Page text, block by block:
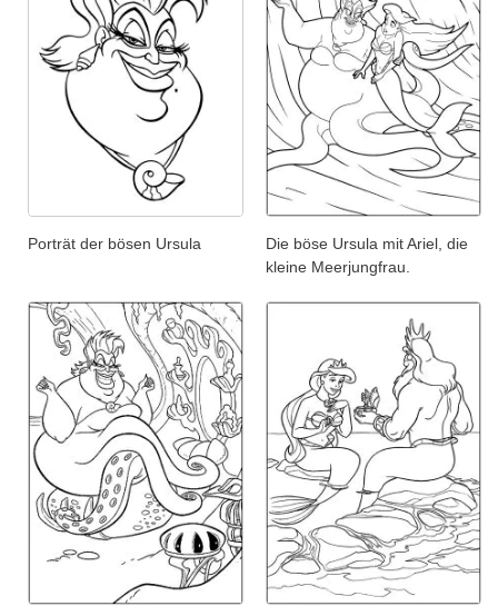
Porträt der bösen Ursula
Die böse Ursula mit Ariel, die
kleine Meerjungfrau.